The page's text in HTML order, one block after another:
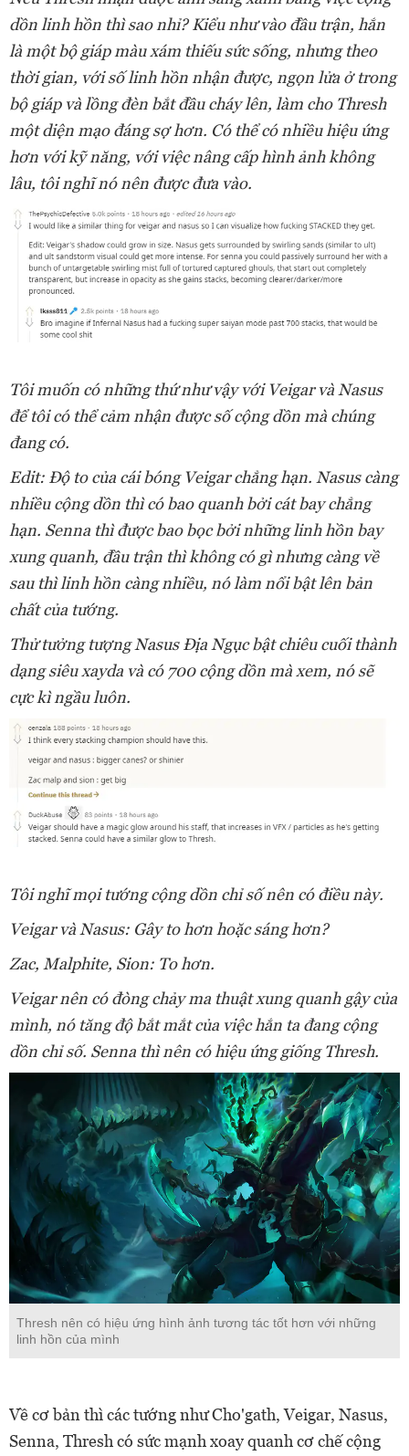
dồn linh hồn thì sao nhỉ? Kiểu như vào đầu trận, hắn
là một bộ giáp màu xám thiếu sức sống, nhưng theo
thời gian, với số linh hồn nhận được, ngọn lửa ở trong
bộ giáp và lồng đèn bắt đầu cháy lên, làm cho Thresh
một diện mạo đáng sợ hơn. Có thể có nhiều hiệu ứng
hơn với kỹ năng, với việc nâng cấp hình ảnh không
lâu, tôi nghĩ nó nên được đưa vào.
Tôi muốn có những thứ như vậy với Veigar và Nasus
để tôi có thể cảm nhận được số cộng dồn mà chúng
đang có.
Edit: Độ to của cái bóng Veigar chẳng hạn. Nasus càng
nhiều cộng dồn thì có bao quanh bởi cát bay chẳng
hạn. Senna thì được bao bọc bởi những linh hồn bay
xung quanh, đầu trận thì không có gì nhưng càng về
sau thì linh hồn càng nhiều, nó làm nổi bật lên bản
chất của tướng.
Thử tưởng tượng Nasus Địa Ngục bật chiêu cuối thành
dạng siêu xayda và có 700 cộng dồn mà xem, nó sẽ
cực kì ngầu luôn.
Tôi nghĩ mọi tướng cộng dồn chỉ số nên có điều này.
Veigar và Nasus: Gây to hơn hoặc sáng hơn?
Zac, Malphite, Sion: To hơn.
Veigar nên có đòng chảy ma thuật xung quanh gậy của
mình, nó tăng độ bắt mắt của việc hắn ta đang cộng
dồn chỉ số. Senna thì nên có hiệu ứng giống Thresh.
Thresh nên có hiệu ứng hình ảnh tương tác tốt hơn với những
linh hồn của mình
Về cơ bản thì các tướng như Cho'gath, Veigar, Nasus,
Senna, Thresh có sức mạnh xoay quanh cơ chế cộng